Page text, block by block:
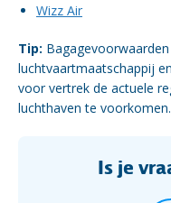
Wizz Air
Tip:
luchtvaartmaatschappij
voor vertrek de actuele
luchthaven te voorkomen.
Is je